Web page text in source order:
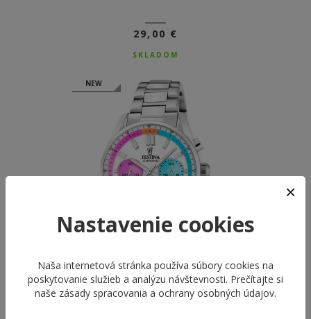
29,00 €
SKLADOM
NEW
FESTINA 20753/7
Nastavenie cookies
Naša internetová stránka používa súbory cookies na
poskytovanie služieb a analýzu návštevnosti. Prečítajte si
naše zásady spracovania a ochrany osobných údajov.